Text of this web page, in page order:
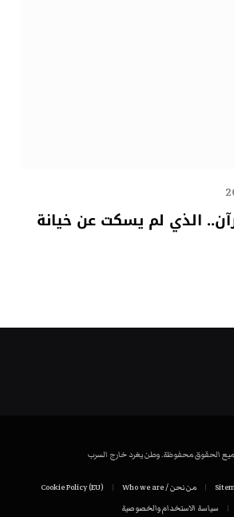
الذي لم يسكت عن خيانة
من نحن / Who we are
Cookie Policy (EU)
سياسة الاستخدام والخصوصية